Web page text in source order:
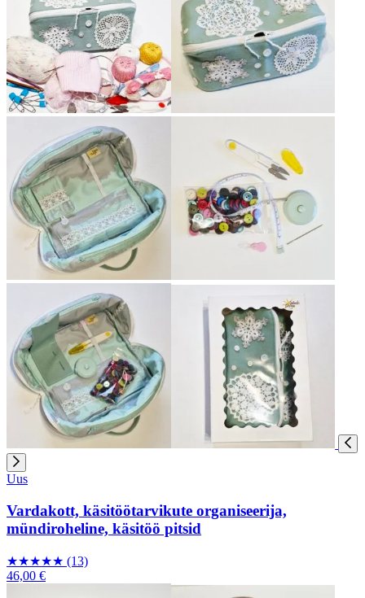
Uus
Vardakott, käsitöötarvikute organiseerija,
mündiroheline, käsitöö pitsid
★★★★★ (13)
46,00 €